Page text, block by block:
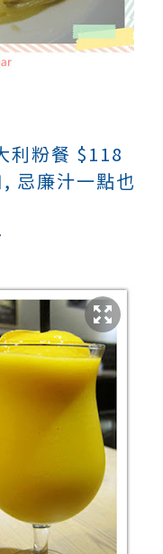
利粉餐 $118
忌廉汁一點也